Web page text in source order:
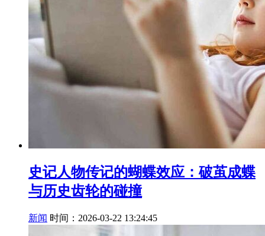
史记人物传记的蝴蝶效应：破茧成蝶
与历史齿轮的碰撞
新闻 时间：2026-03-22 13:24:45